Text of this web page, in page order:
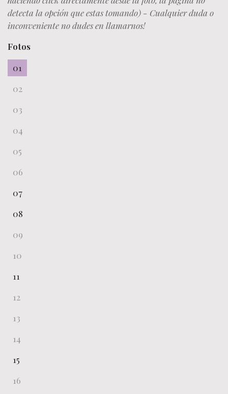
detecta la opción que estas tomando) - Cualquier duda o
inconveniente no dudes en llamarnos!
Fotos
01
02
03
04
05
06
07
08
09
10
11
12
13
14
15
16